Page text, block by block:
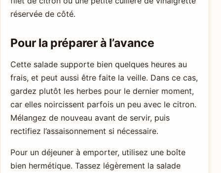
réservée de côté.
Pour la préparer à l’avance
Cette salade supporte bien quelques heures au
frais, et peut aussi être faite la veille. Dans ce cas,
gardez plutôt les herbes pour le dernier moment,
car elles noircissent parfois un peu avec le citron.
Mélangez de nouveau avant de servir, puis
rectifiez l’assaisonnement si nécessaire.
Pour un déjeuner à emporter, utilisez une boîte
bien hermétique. Tassez légèrement la salade